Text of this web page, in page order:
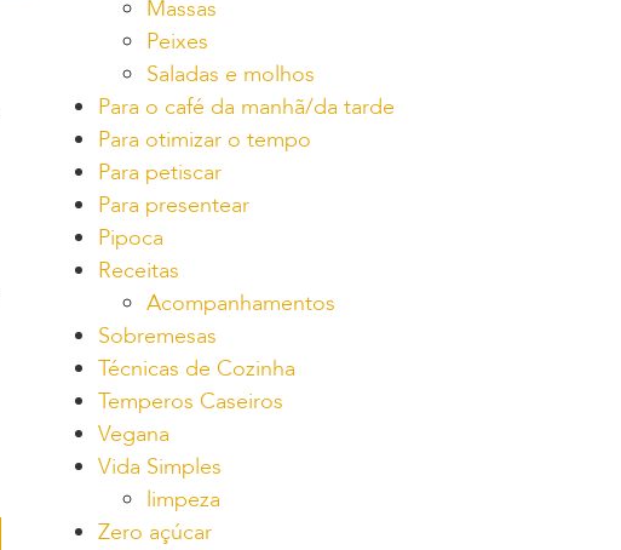
Massas
Peixes
Saladas e molhos
Para o café da manhã/da tarde
Para otimizar o tempo
Para petiscar
Para presentear
Pipoca
Receitas
Acompanhamentos
Sobremesas
Técnicas de Cozinha
Temperos Caseiros
Vegana
Vida Simples
limpeza
Zero açúcar